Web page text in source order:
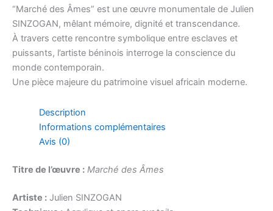
“Marché des Âmes” est une œuvre monumentale de Julien
SINZOGAN, mêlant mémoire, dignité et transcendance.
À travers cette rencontre symbolique entre esclaves et
puissants, l’artiste béninois interroge la conscience du
monde contemporain.
Une pièce majeure du patrimoine visuel africain moderne.
Description
Informations complémentaires
Avis (0)
Titre de l’œuvre : Marché des Âmes
Artiste : Julien SINZOGAN